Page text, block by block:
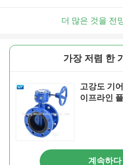
더 많은 것을 전
가장 저렴 한
고강도 기
이프라인
계속하다